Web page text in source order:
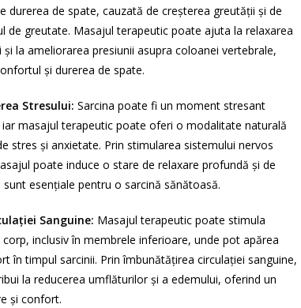
durerea de spate, cauzată de creșterea greutății și de
de greutate. Masajul terapeutic poate ajuta la relaxarea
la ameliorarea presiunii asupra coloanei vertebrale,
și durerea de spate.
Stresului: Sarcina poate fi un moment stresant
masajul terapeutic poate oferi o modalitate naturală
stres și anxietate. Prin stimularea sistemului nervos
poate induce o stare de relaxare profundă și de
esențiale pentru o sarcină sănătoasă.
Sanguine: Masajul terapeutic poate stimula
inclusiv în membrele inferioare, unde pot apărea
în timpul sarcinii. Prin îmbunătățirea circulației sanguine,
la reducerea umflăturilor și a edemului, oferind un
și confort.